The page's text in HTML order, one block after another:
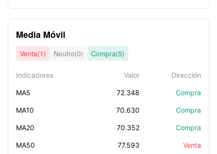
Media Móvil
Venta(1) Neutro(0) Compra(5)
Indicadores Valor Dirección
MA5 72.348 Compra
MA10 70.630 Compra
MA20 70.352 Compra
MA50 77.593 Venta